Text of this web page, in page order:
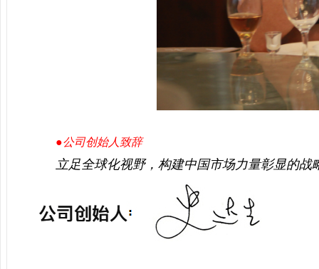
●公司创始人致辞
立足全球化视野，构建中国市场力量彰显的